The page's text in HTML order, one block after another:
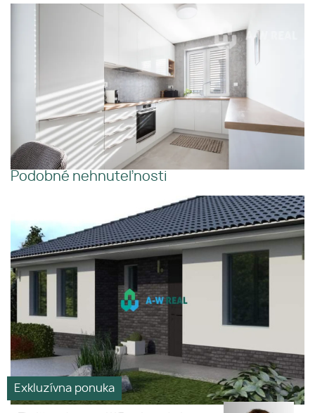
Podobné nehnuteľnosti
Holodom na predaj v obci
Povoda.
Slnečný
Pekný výhľad
Tiché
Exkluzívna ponuka